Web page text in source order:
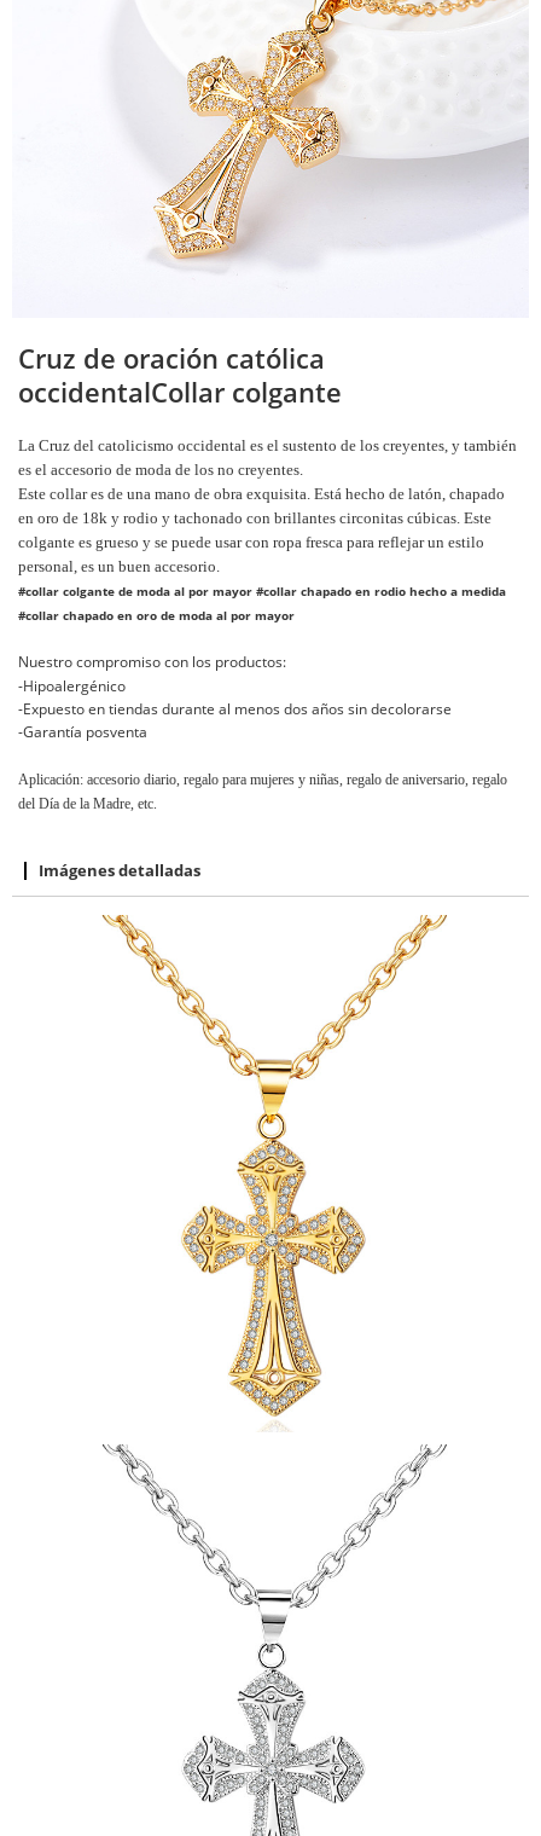
Cruz de oración católica
occidentalCollar colgante
La Cruz del catolicismo occidental es el sustento de los creyentes, y también
es el accesorio de moda de los no creyentes.
Este collar es de una mano de obra exquisita. Está hecho de latón, chapado
en oro de 18k y rodio y tachonado con brillantes circonitas cúbicas. Este
colgante es grueso y se puede usar con ropa fresca para reflejar un estilo
personal, es un buen accesorio.
#collar colgante de moda al por mayor #collar chapado en rodio hecho a medida
#collar chapado en oro de moda al por mayor
Nuestro compromiso con los productos:
-Hipoalergénico
-Expuesto en tiendas durante al menos dos años sin decolorarse
-Garantía posventa
Aplicación: accesorio diario, regalo para mujeres y niñas, regalo de aniversario, regalo
del Día de la Madre, etc.
Imágenes detalladas